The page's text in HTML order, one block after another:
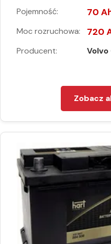
Pojemność: 70
Moc rozruchowa: 720
Producent: Volvo
Zobacz